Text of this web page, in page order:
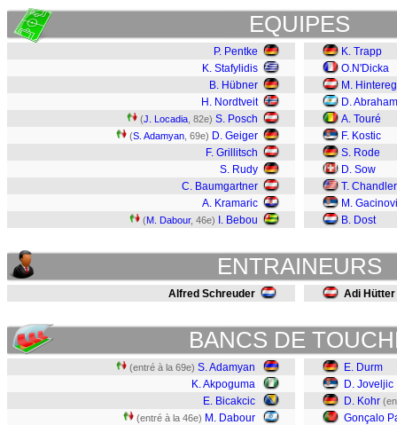
EQUIPES
P. Pentke
K. Stafylidis
B. Hübner
H. Nordtveit
(J. Locadia , 82e) S. Posch
(S. Adamyan , 69e) D. Geiger
F. Grillitsch
S. Rudy
C. Baumgartner
A. Kramaric
(M. Dabour, 46e) I. Bebou
K. Trapp
O.N'Dicka
M.
D. Abraham
A. Touré
F. Kostic
S. Rode
D. Sow
T. Chandler
M.
B. Dost
ENTRAINEURS
Alfred Schreuder Adi Hütter
BANCS DE
(entré à la 69e) S. Adamyan
K. Akpoguma
E. Bicakcic
(entré à la 46e) M. Dabour
E. Durm
D. Joveljic
D. Kohr
Gonçalo